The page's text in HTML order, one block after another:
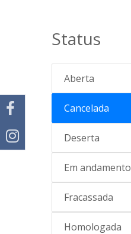
Status
Aberta
Cancelada
Deserta
Em andamento
Fracassada
Homologada